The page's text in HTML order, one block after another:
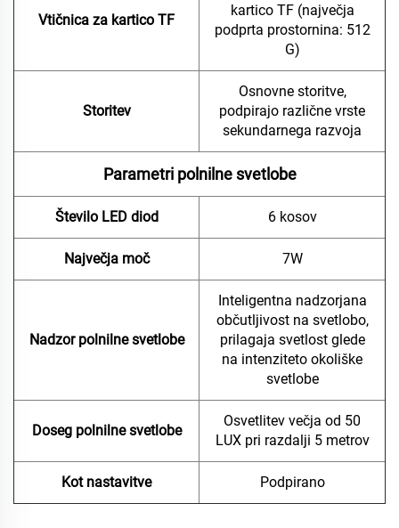
Vtičnica za kartico TF
kartico TF (največja
podprta prostornina: 512
G)
Storitev
Osnovne storitve,
podpirajo različne vrste
sekundarnega razvoja
Parametri polnilne svetlobe
Število LED diod 6 kosov
Največja moč 7W
Nadzor polnilne svetlobe
Inteligentna nadzorjana
občutljivost na svetlobo,
prilagaja svetlost glede
na intenziteto okoliške
svetlobe
Doseg polnilne svetlobe
Osvetlitev večja od 50
LUX pri razdalji 5 metrov
Kot nastavitve Podpirano